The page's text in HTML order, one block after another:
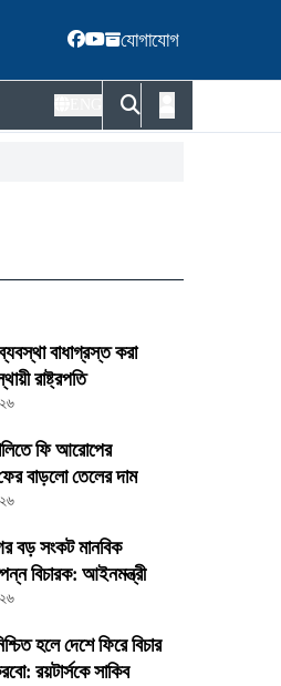
যোগাযোগ
বাধাগ্রস্ত করা
রাষ্ট্রপতি
ফি আরোপের
বাড়লো তেলের দাম
বড় সংকট মানবিক
বিচারক: আইনমন্ত্রী
হলে দেশে ফিরে বিচার
রয়টার্সকে সাকিব